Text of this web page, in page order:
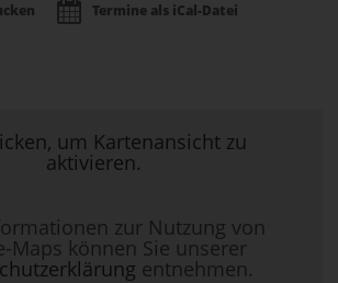
Termine als iCal-Datei
um Kartenansicht zu
aktivieren.
zur Nutzung von
Maps können Sie unserer
entnehmen.